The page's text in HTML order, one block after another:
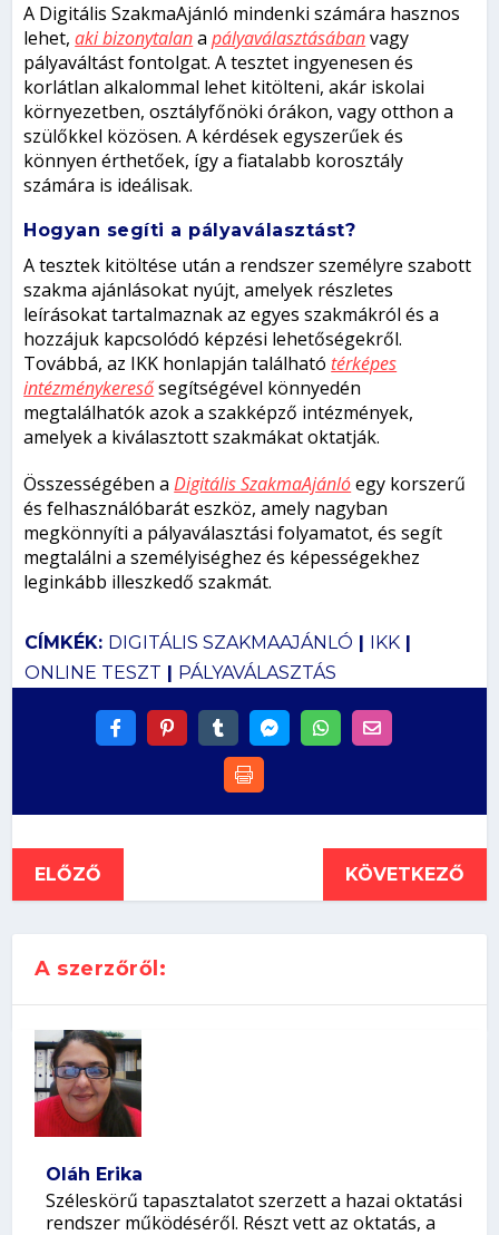
A Digitális SzakmaAjánló mindenki számára hasznos
lehet,aki bizonytalanapályaválasztásábanvagy
pályaváltást fontolgat. A tesztet ingyenesen és
korlátlan alkalommal lehet kitölteni, akár iskolai
környezetben, osztályfőnöki órákon, vagy otthon a
szülőkkel közösen. A kérdések egyszerűek és
könnyen érthetőek, így a fiatalabb korosztály
számára is ideálisak.
Hogyan segíti a pályaválasztást?
A tesztek kitöltése után a rendszer személyre szabott
szakma ajánlásokat nyújt, amelyek részletes
leírásokat tartalmaznak az egyes szakmákról és a
hozzájuk kapcsolódó képzési lehetőségekről.
Továbbá, az IKK honlapján található térképes
intézménykeresősegítségével könnyedén
megtalálhatók azok a szakképző intézmények,
amelyek a kiválasztott szakmákat oktatják.
Összességében aDigitális SzakmaAjánlóegy korszerű
és felhasználóbarát eszköz, amely nagyban
megkönnyíti a pályaválasztási folyamatot, és segít
megtalálni a személyiséghez és képességekhez
leginkább illeszkedő szakmát.
CÍMKÉK: DIGITÁLIS SZAKMAAJÁNLÓ IKK|
ONLINE TESZT
PÁLYAVÁLASZTÁS
ELŐZŐ KÖVETKEZŐ
A szerzőről:
Oláh Erika
Széleskörű tapasztalatot szerzett a hazai oktatási
rendszer működéséről. Részt vett az oktatás, a